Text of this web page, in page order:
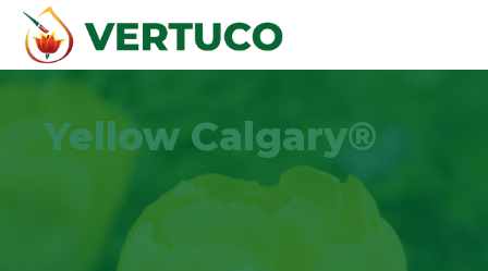
Yellow Calgary®